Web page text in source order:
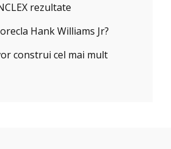
rezultate
Hank Williams Jr?
construi cel mai mult